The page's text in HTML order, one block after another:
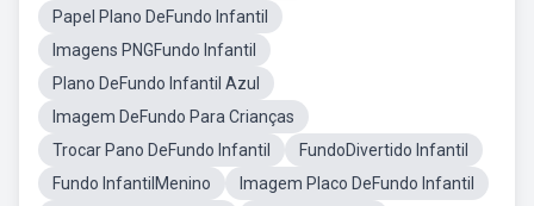
Papel Plano DeFundo Infantil
Imagens PNGFundo Infantil
Plano DeFundo Infantil Azul
Imagem DeFundo Para Crianças
Trocar Pano DeFundo Infantil
FundoDivertido Infantil
Fundo InfantilMenino
Imagem Placo DeFundo Infantil